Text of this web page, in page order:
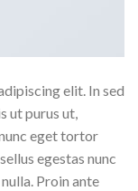
elit. In sed
ut purus ut,
eget tortor
egestas nunc
Proin ante